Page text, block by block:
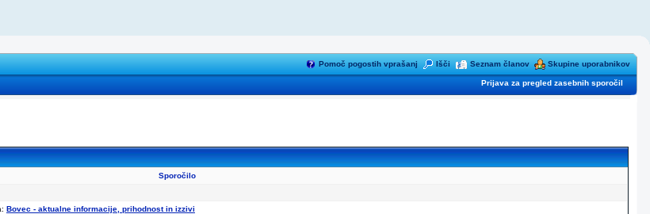
Pomoč pogostih vprašanj Išči Seznam članov Skupine uporabnikov
Prijava za pregled zasebnih sporočil
Sporočilo
Bovec - aktualne informacije, prihodnost in izzivi